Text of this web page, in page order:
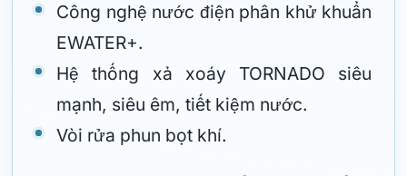
Công nghệ nước điện phân khử khuẩn
EWATER+.
Hệ thống xả xoáy TORNADO siêu
mạnh, siêu êm, tiết kiệm nước.
Vòi rửa phun bọt khí.